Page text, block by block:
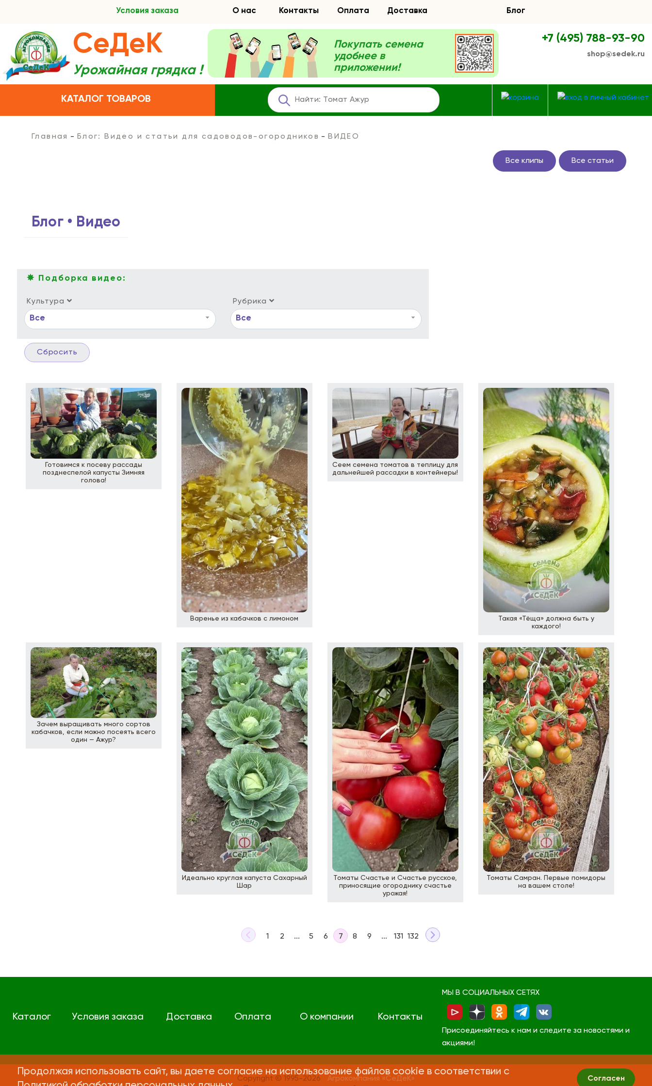
Условия заказа О нас Контакты Оплата Доставка Блог
КАТАЛОГ ТОВАРОВ
СеДеК
Урожайная грядка !
Покупать семена
удобнее в
приложении!
+7 (495) 788-93-90
shop@sedek.ru
Главная Блог: Видео и статьи для садоводов-огородников ВИДЕО
Все клипы Все статьи
Блог • Видео
✸ Подборка видео:
Культура
Все
Рубрика
Все
Готовимся к посеву рассады
позднеспелой капусты Зимняя
голова!
Варенье из кабачков с лимоном
Сеем семена томатов в теплицу для
дальнейшей рассадки в контейнеры!
Такая «Тёща» должна быть у
каждого!
Зачем выращивать много сортов
кабачков, если можно посеять всего
один — Ажур?
Идеально круглая капуста Сахарный
Шар
Томаты Счастье и Счастье русское,
приносящие огороднику счастье
урожая!
Томаты Самран. Первые помидоры
на вашем столе!
1 2 ... 5 6 7 8 9 ... 131 132
Каталог Условия заказа Доставка Оплата О компании Контакты
МЫ В СОЦИАЛЬНЫХ СЕТЯХ
Присоединяйтесь к нам и следите за новостями и
акциями!
Copyright © 1995-2026
Агрокомпания «СеДеК»
Продолжая использовать сайт, вы даете согласие на использование файлов cookie в соответствии с
Согласен